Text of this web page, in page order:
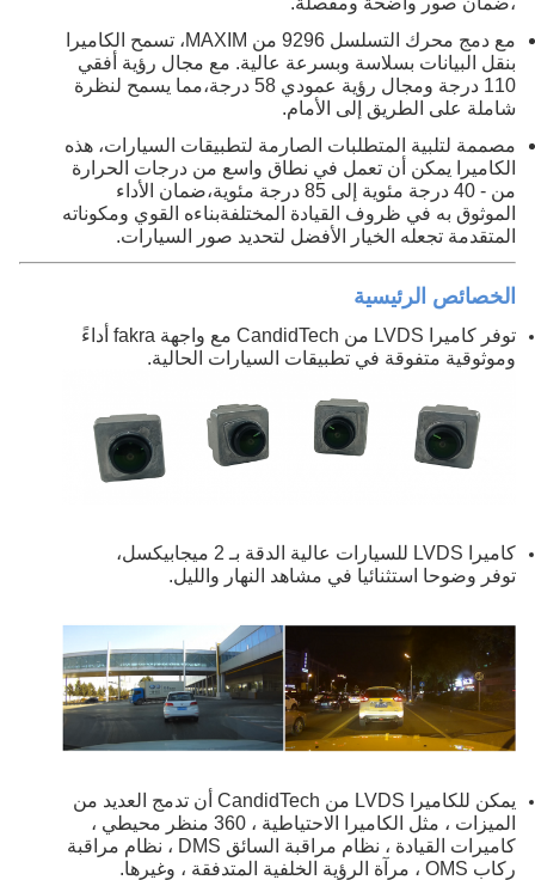
مع دمج محرك التسلسل 9296 من MAXIM، تسمح الكاميرا
بنقل البيانات بسلاسة وبسرعة عالية. مع مجال رؤية أفقي
110 درجة ومجال رؤية عمودي 58 درجة،مما يسمح لنظرة
شاملة على الطريق إلى الأمام.
مصممة لتلبية المتطلبات الصارمة لتطبيقات السيارات، هذه
الكاميرا يمكن أن تعمل في نطاق واسع من درجات الحرارة
من - 40 درجة مئوية إلى 85 درجة مئوية،ضمان الأداء
الموثوق به في ظروف القيادة المختلفةبناءه القوي ومكوناته
المتقدمة تجعله الخيار الأفضل لتحديد صور السيارات.
الخصائص الرئيسية
توفر كاميرا LVDS من CandidTech مع واجهة fakra أداءً
وموثوقية متفوقة في تطبيقات السيارات الحالية.
كاميرا LVDS للسيارات عالية الدقة بـ 2 ميجابيكسل،
توفر وضوحا استثنائيا في مشاهد النهار والليل.
يمكن للكاميرا LVDS من CandidTech أن تدمج العديد من
الميزات ، مثل الكاميرا الاحتياطية ، 360 منظر محيطي ،
كاميرات القيادة ، نظام مراقبة السائق DMS ، نظام مراقبة
ركاب OMS ، مرآة الرؤية الخلفية المتدفقة ، وغيرها.